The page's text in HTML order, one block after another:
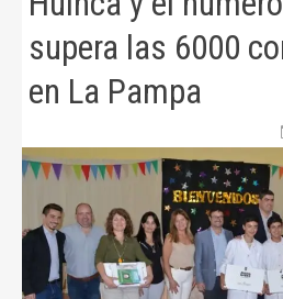
supera las 6000
en La Pampa